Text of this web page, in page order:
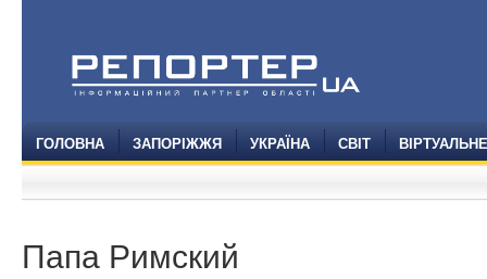
ГОЛОВНА ЗАПОРІЖЖЯ УКРАЇНА СВІТ
Папа Римский